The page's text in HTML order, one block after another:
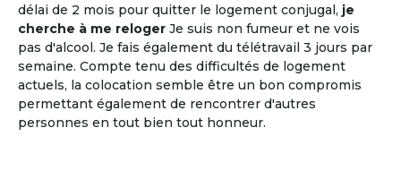
délai de 2 mois pour quitter le logement conjugal, je
cherche à me reloger Je suis non fumeur et ne vois
pas d'alcool. Je fais également du télétravail 3 jours par
semaine. Compte tenu des difficultés de logement
actuels, la colocation semble être un bon compromis
permettant également de rencontrer d'autres
personnes en tout bien tout honneur.